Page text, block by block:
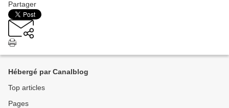
Partager
Hébergé par Canalblog
Top articles
Pages